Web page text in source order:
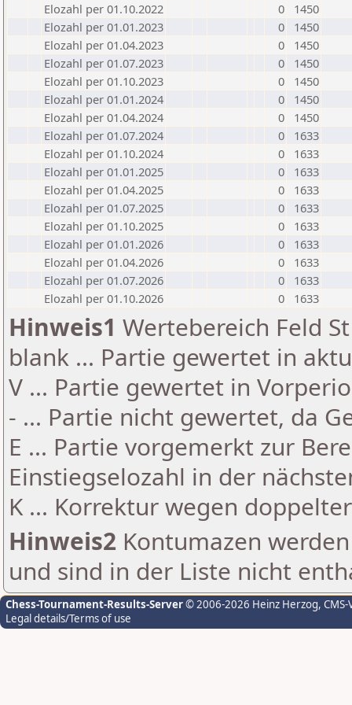
Elozahl per 01.10.2022
0
1450
Elozahl per 01.01.2023
0
1450
Elozahl per 01.04.2023
0
1450
Elozahl per 01.07.2023
0
1450
Elozahl per 01.10.2023
0
1450
Elozahl per 01.01.2024
0
1450
Elozahl per 01.04.2024
0
1450
Elozahl per 01.07.2024
0
1633
Elozahl per 01.10.2024
0
1633
Elozahl per 01.01.2025
0
1633
Elozahl per 01.04.2025
0
1633
Elozahl per 01.07.2025
0
1633
Elozahl per 01.10.2025
0
1633
Elozahl per 01.01.2026
0
1633
Elozahl per 01.04.2026
0
1633
Elozahl per 01.07.2026
0
1633
Elozahl per 01.10.2026
0 1633
Hinweis1 Wertebereich Feld
blank ... Partie gewertet in
V ... Partie gewertet in
- ... Partie nicht gewertet, da
E ... Partie vorgemerkt zur
Einstiegselozahl in der
K ... Korrektur wegen
Hinweis2 Kontumazen
und sind in der Liste nicht
Chess-Tournament-Results-Server© 2006-2026 Heinz Herzog,
Legal details/Terms of use